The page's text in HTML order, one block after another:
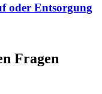
oder Entsorgung
Fragen